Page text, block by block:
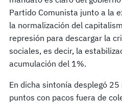
Partido Comunista junto a la
la normalización del
represión para descargar la
sociales, es decir, la
acumulación del 1%.
En dicha sintonía desplegó
puntos con pacos fuera de